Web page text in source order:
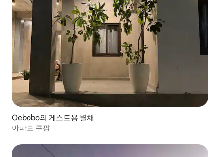
Oebobo의 게스트용 별채
아파토 쿠팡